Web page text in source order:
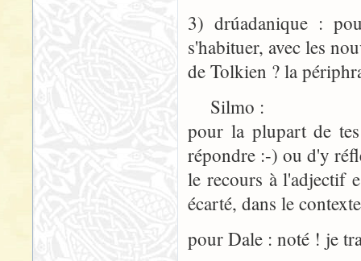
3) drúadanique :
s'habituer, avec les
de Tolkien ? la
Silmo :
pour la plupart de
répondre :-) ou d'y
le recours à l'adjectif
écarté, dans le
pour Dale : noté ! je